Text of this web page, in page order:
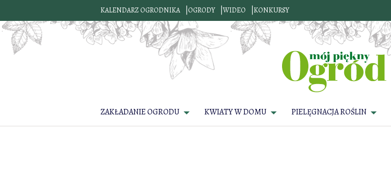
KALENDARZ OGRODNIKA OGRODY WIDEO KONKURSY
ZAKŁADANIE OGRODU KWIATY W DOMU PIELĘGNACJA ROŚLIN